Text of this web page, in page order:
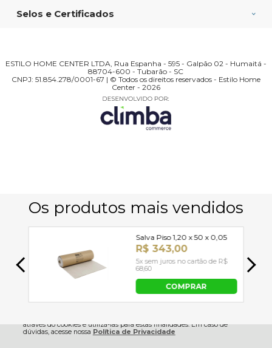
Utilizamos seus dados para analisar e personalizar nossa loja virtual
através do cookies e utilizá-las para estas finalidades. Em caso de
dúvidas, acesse nossa Política de Privacidade
Selos e Certificados
ESTILO HOME CENTER LTDA, Rua Espanha - 595 - Galpão 02 - Humaitá -
88704-600 - Tubarão - SC
CNPJ: 51.854.278/0001-67 | © Todos os direitos reservados - Estilo Home
Center - 2026